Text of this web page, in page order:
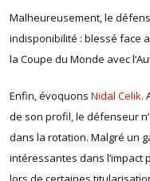
Malheureusement, le
indisponibilité : blessé face
la Coupe du Monde avec
Enfin, évoquons Nidal Celik.
de son profil, le défenseur
dans la rotation. Malgré un
intéressantes dans l’impact